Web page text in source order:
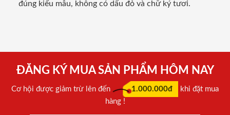
đúng kiểu mẫu, không có dấu đỏ và chữ ký tươi.
ĐĂNG KÝ MUA SẢN PHẨM HÔM NAY
Cơ hội được giảm trừ lên đến 1.000.000đ
khi đặt mua
hàng !